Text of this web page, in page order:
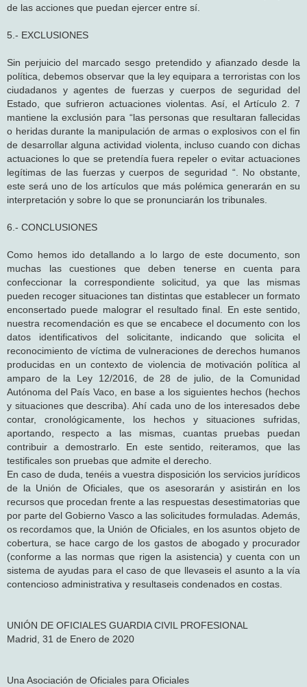
de las acciones que puedan ejercer entre sí.
5.- EXCLUSIONES
Sin perjuicio del marcado sesgo pretendido y afianzado desde la
política, debemos observar que la ley equipara a terroristas con los
ciudadanos y agentes de fuerzas y cuerpos de seguridad del
Estado, que sufrieron actuaciones violentas. Así, el Artículo 2. 7
mantiene la exclusión para “las personas que resultaran fallecidas
o heridas durante la manipulación de armas o explosivos con el fin
de desarrollar alguna actividad violenta, incluso cuando con dichas
actuaciones lo que se pretendía fuera repeler o evitar actuaciones
legítimas de las fuerzas y cuerpos de seguridad “. No obstante,
este será uno de los artículos que más polémica generarán en su
interpretación y sobre lo que se pronunciarán los tribunales.
6.- CONCLUSIONES
Como hemos ido detallando a lo largo de este documento, son
muchas las cuestiones que deben tenerse en cuenta para
confeccionar la correspondiente solicitud, ya que las mismas
pueden recoger situaciones tan distintas que establecer un formato
enconsertado puede malograr el resultado final. En este sentido,
nuestra recomendación es que se encabece el documento con los
datos identificativos del solicitante, indicando que solicita el
reconocimiento de víctima de vulneraciones de derechos humanos
producidas en un contexto de violencia de motivación política al
amparo de la Ley 12/2016, de 28 de julio, de la Comunidad
Autónoma del País Vaco, en base a los siguientes hechos (hechos
y situaciones que describa). Ahí cada uno de los interesados debe
contar, cronológicamente, los hechos y situaciones sufridas,
aportando, respecto a las mismas, cuantas pruebas puedan
contribuir a demostrarlo. En este sentido, reiteramos, que las
testificales son pruebas que admite el derecho.
En caso de duda, tenéis a vuestra disposición los servicios jurídicos
de la Unión de Oficiales, que os asesorarán y asistirán en los
recursos que procedan frente a las respuestas desestimatorias que
por parte del Gobierno Vasco a las solicitudes formuladas. Además,
os recordamos que, la Unión de Oficiales, en los asuntos objeto de
cobertura, se hace cargo de los gastos de abogado y procurador
(conforme a las normas que rigen la asistencia) y cuenta con un
sistema de ayudas para el caso de que llevaseis el asunto a la vía
contencioso administrativa y resultaseis condenados en costas.
UNIÓN DE OFICIALES GUARDIA CIVIL PROFESIONAL
Madrid, 31 de Enero de 2020
Una Asociación de Oficiales para Oficiales